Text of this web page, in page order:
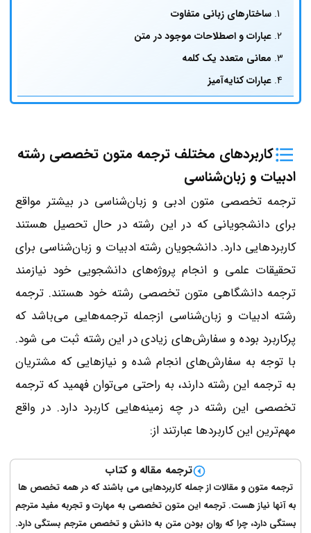
ساختارهای زبانی متفاوت
عبارات و اصطلاحات موجود در متن
معانی متعدد یک کلمه
عبارات کنایه‌آمیز
کاربردهای مختلف ترجمه متون تخصصی رشته
ادبیات و زبان‌شناسی
ترجمه تخصصی متون ادبی و زبان‌شناسی در بیشتر مواقع
برای دانشجویانی که در این رشته در حال تحصیل هستند
کاربردهایی دارد. دانشجویان رشته ادبیات و زبان‌شناسی برای
تحقیقات علمی و انجام پروژه‌های دانشجویی خود نیازمند
ترجمه دانشگاهی متون تخصصی رشته خود هستند. ترجمه
رشته ادبیات و زبان‌شناسی ازجمله ترجمه‌هایی می‌باشد که
پرکاربرد بوده و سفارش‌های زیادی در این رشته ثبت می شود.
با توجه به سفارش‌های انجام شده و نیازهایی که مشتریان
به ترجمه این رشته دارند، به راحتی می‌توان فهمید که ترجمه
تخصصی این رشته در چه زمینه‌هایی کاربرد دارد. در واقع
مهم‌ترین این کاربردها عبارتند از:
ترجمه مقاله و کتاب
ترجمه متون و مقالات از جمله کاربردهایی می باشند که در همه تخصص ها
به آنها نیاز هست. ترجمه این متون تخصصی به مهارت و تجربه مفید مترجم
بستگی دارد، چرا که روان بودن متن به دانش و تخصص مترجم بستگی دارد.